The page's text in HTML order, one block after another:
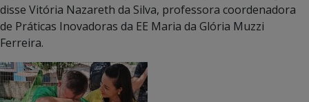
disse Vitória Nazareth da Silva, professora coordenadora
de Práticas Inovadoras da EE Maria da Glória Muzzi
Ferreira.